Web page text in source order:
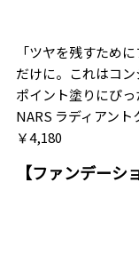
「ツヤを残すため
だけに。これはコ
ポイント塗りにぴっ
NARS ラディアン
￥4,180
【ファンデーシ